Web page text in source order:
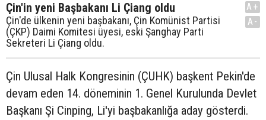
Çin'in yeni Başbakanı Li Çiang oldu
Çin'de ülkenin yeni başbakanı, Çin Komünist Partisi
(ÇKP) Daimi Komitesi üyesi, eski Şanghay Parti
Sekreteri Li Çiang oldu.
A+
A-
Çin Ulusal Halk Kongresinin (ÇUHK) başkent Pekin'de
devam eden 14. döneminin 1. Genel Kurulunda Devlet
Başkanı Şi Cinping, Li'yi başbakanlığa aday gösterdi.